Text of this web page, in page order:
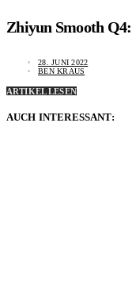
Zhiyun Smooth
28. JUNI 2022
BEN KRAUS
ARTIKEL LESEN
AUCH INTERESSANT: